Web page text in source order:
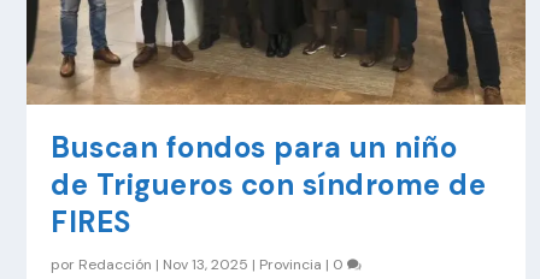
Buscan fondos para un niño
de Trigueros con síndrome de
FIRES
por Redacción | Nov 13, 2025 | Provincia | 0